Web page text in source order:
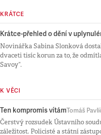
KRÁTCE
Krátce-přehled o dění v
Novinářka Sabina Slonková
dvaceti tisíc korun za to, že
Savoy“.
K VĚCI
Ten kompromis vítámTomáš
Čerstvý rozsudek Ústavního
záležitost. Policisté a státní